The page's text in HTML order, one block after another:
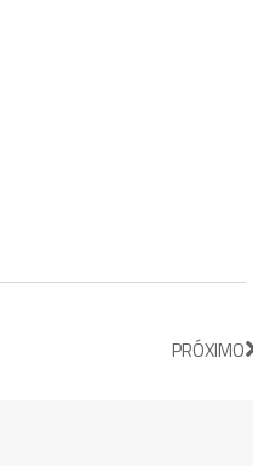
PRÓXIMO